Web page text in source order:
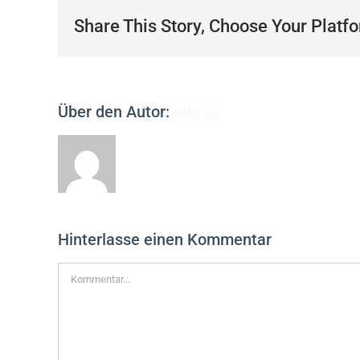
Share This Story, Choose Your
Über den Autor:
Hinterlasse einen Kommentar
Kommentar